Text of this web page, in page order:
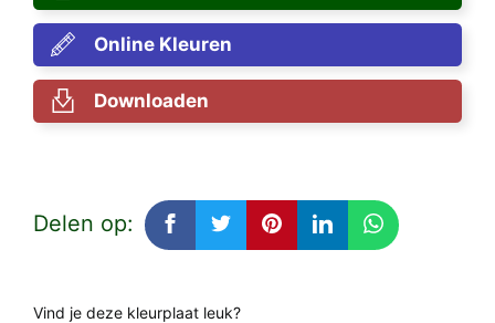
Online Kleuren
Downloaden
Delen op:
Vind je deze kleurplaat leuk?